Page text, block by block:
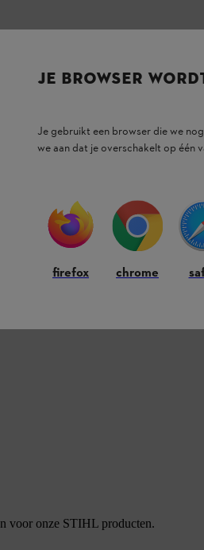
van gemeentelijk
van accumachines
ervoor dat je altijd voldoende
of bevestig hem aan de
goed in evenwicht zijn bij de
in bijna alle werksituaties
ontworpen is voor gebruik in
en een efficiënt energiebeheer. Je kan
van alle accu’s die aan het opladen
ook individuele accu’s snel
voor onze STIHL producten.
JE BROWSER
Je gebruikt een browser die we
we aan dat je overschakelt op één
firefox chrome